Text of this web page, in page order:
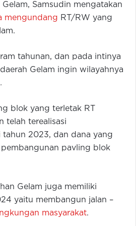
Samsudin mengatakan
mengundang RT/RW yang
tahunan, dan pada intinya
Gelam ingin wilayahnya
blok yang terletak RT
telah terealisasi
2023, dan dana yang
pavling blok
Gelam juga memiliki
yaitu membangun jalan –
masyarakat.